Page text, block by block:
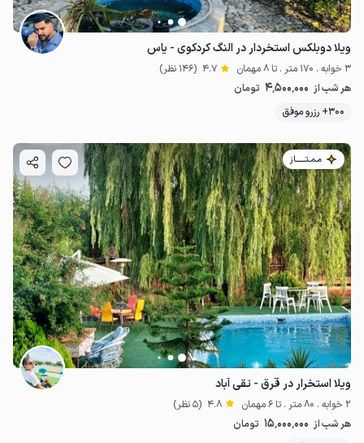
4میلیون ت 4.5
ویلا دوبلکس استخردار در النگ کردکوی - یاس
3 خوابه . 170 متر . تا 8 مهمان 4.7 (146 نظر)
هر شب از 4٬500٬000 تومان
300+ رزرو موفق
مـمـتــــــاز
ویلا استخرار در قرق - تقی آباد
2 خوابه . 80 متر . تا 6 مهمان 4.8 (5 نظر)
هر شب از 15٬000٬000 تومان